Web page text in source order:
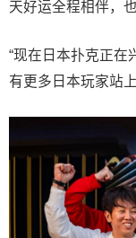
天好运全程相伴，
“现在日本扑克正在
有更多日本玩家站